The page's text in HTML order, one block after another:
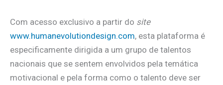
Com acesso exclusivo a partir do site
www.humanevolutiondesign.com, esta plataforma é
especificamente dirigida a um grupo de talentos
nacionais que se sentem envolvidos pela temática
motivacional e pela forma como o talento deve ser